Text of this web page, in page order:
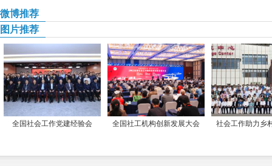
微博推荐
图片推荐
全国社会工作党建经验会 全国社工机构创新发展大会 社会工作助力乡